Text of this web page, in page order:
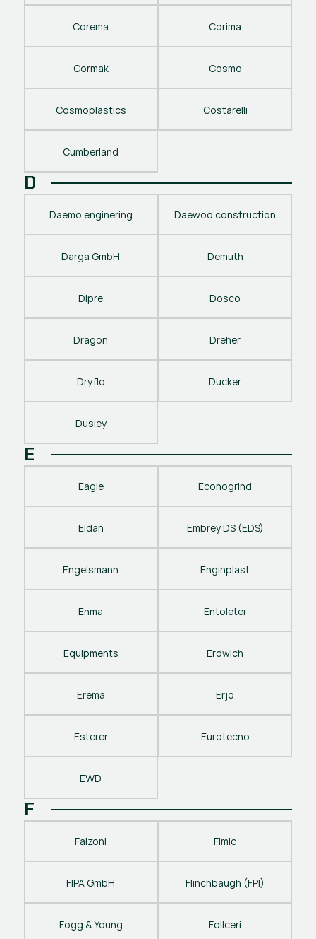
Corema Corima
Cormak Cosmo
Cosmoplastics Costarelli
Cumberland
D
Daemo enginering Daewoo construction
Darga GmbH Demuth
Dipre Dosco
Dragon Dreher
Dryflo Ducker
Dusley
E
Eagle Econogrind
Eldan Embrey DS (EDS)
Engelsmann Enginplast
Enma Entoleter
Equipments Erdwich
Erema Erjo
Esterer Eurotecno
EWD
F
Falzoni Fimic
FIPA GmbH Flinchbaugh (FPI)
Fogg & Young Follceri